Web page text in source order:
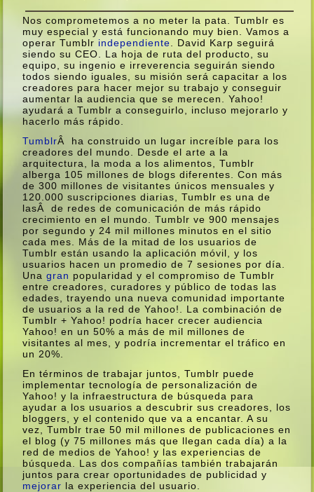
Nos comprometemos a no meter la pata. Tumblr es
muy especial y está funcionando muy bien. Vamos a
operar Tumblr independiente . David Karp seguirá
siendo su CEO. La hoja de ruta del producto, su
equipo, su ingenio e irreverencia seguirán siendo
todos siendo iguales, su misión será capacitar a los
creadores para hacer mejor su trabajo y conseguir
aumentar la audiencia que se merecen. Yahoo!
ayudará a Tumblr a conseguirlo, incluso mejorarlo y
hacerlo más rápido.
TumblrÂ ha construido un lugar increí­ble para los
creadores del mundo. Desde el arte a la
arquitectura, la moda a los alimentos, Tumblr
alberga 105 millones de blogs diferentes. Con más
de 300 millones de visitantes únicos mensuales y
120.000 suscripciones diarias, Tumblr es una de
lasÂ de redes de comunicación de más rápido
crecimiento en el mundo. Tumblr ve 900 mensajes
por segundo y 24 mil millones minutos en el sitio
cada mes. Más de la mitad de los usuarios de
Tumblr están usando la aplicación móvil, y los
usuarios hacen un promedio de 7 sesiones por dí­a.
Unagran popularidad y el compromiso de Tumblr
entre creadores, curadores y público de todas las
edades, trayendo una nueva comunidad importante
de usuarios a la red de Yahoo!. La combinación de
Tumblr + Yahoo! podrí­a hacer crecer audiencia
Yahoo! en un 50% a más de mil millones de
visitantes al mes, y podrí­a incrementar el tráfico en
un 20%.
En términos de trabajar juntos, Tumblr puede
implementar tecnologí­a de personalización de
Yahoo! y la infraestructura de búsqueda para
ayudar a los usuarios a descubrir sus creadores, los
bloggers, y el contenido que va a encantar. A su
vez, Tumblr trae 50 mil millones de publicaciones en
el blog (y 75 millones más que llegan cada dí­a) a la
red de medios de Yahoo! y las experiencias de
búsqueda. Las dos compañí­as también trabajarán
juntos para crear oportunidades de publicidad y
mejorar la experiencia del usuario.